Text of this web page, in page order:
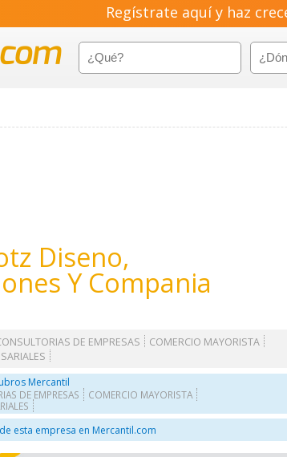
Regístrate aquí y haz
Diseno,
Y Compania
DE EMPRESAS
COMERCIO MAYORISTA
Mercantil
DE EMPRESAS
COMERCIO MAYORISTA
esta empresa en Mercantil.com